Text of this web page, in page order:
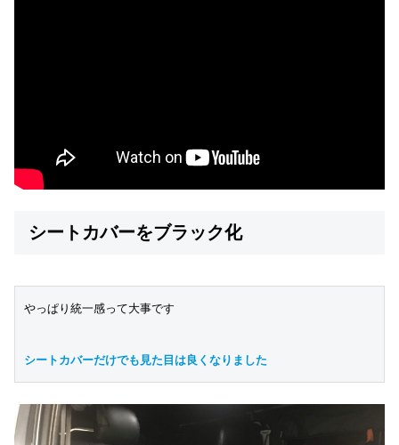
シートカバーをブラック化
やっぱり統一感って大事です
シートカバーだけでも見た目は良くなりました